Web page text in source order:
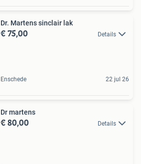
Dr. Martens sinclair lak
€ 75,00 Details
Enschede 22 jul 26
Dr martens
€ 80,00 Details